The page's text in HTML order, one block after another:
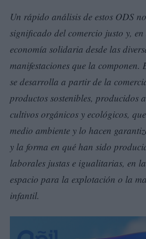
Un rápido análisis de estos ODS
significado del comercio justo y,
economía solidaria desde las
manifestaciones que la componen.
se desarrolla a partir de la
productos sostenibles, producidos
cultivos orgánicos y ecológicos,
medio ambiente y lo hacen
y la forma en qué han sido
laborales justas e igualitarias, en
espacio para la explotación o la
infantil.